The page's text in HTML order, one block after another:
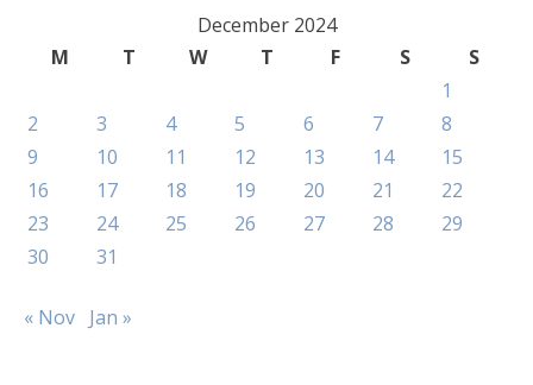
December 2024
M
T W T F S
S
1
2
3 4 5 6 7
8
9
10 11 12 13 14
15
16
17 18 19 20 21
22
23
24 25 26 27 28
29
30
31
« Nov Jan »